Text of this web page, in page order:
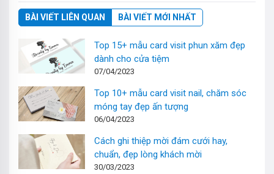
BÀI VIẾT LIÊN QUAN BÀI VIẾT MỚI NHẤT
Top 15+ mẫu card visit phun xăm đẹp
dành cho cửa tiệm
07/04/2023
Top 10+ mẫu card visit nail, chăm sóc
móng tay đẹp ấn tượng
06/04/2023
Cách ghi thiệp mời đám cưới hay,
chuẩn, đẹp lòng khách mời
30/03/2023